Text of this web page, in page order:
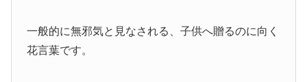
一般的に無邪気と見なされる、子供へ贈るのに向く
花言葉です。